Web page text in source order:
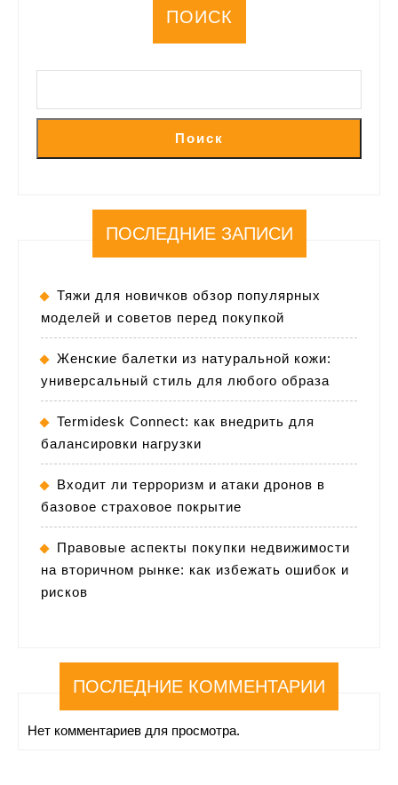
ПОИСК
Поиск
ПОСЛЕДНИЕ ЗАПИСИ
Тяжи для новичков обзор популярных
моделей и советов перед покупкой
Женские балетки из натуральной кожи:
универсальный стиль для любого образа
Termidesk Connect: как внедрить для
балансировки нагрузки
Входит ли терроризм и атаки дронов в
базовое страховое покрытие
Правовые аспекты покупки недвижимости
на вторичном рынке: как избежать ошибок и
рисков
ПОСЛЕДНИЕ КОММЕНТАРИИ
Нет комментариев для просмотра.